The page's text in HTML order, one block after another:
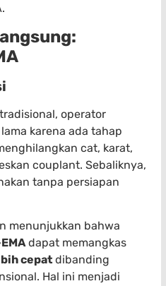
operator
karena ada tahap
cat, karat,
couplant. Sebaliknya,
tanpa persiapan
menunjukkan bahwa
dapat memangkas
cepat dibanding
Hal ini menjadi